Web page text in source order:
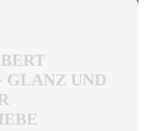
GLANZ UND